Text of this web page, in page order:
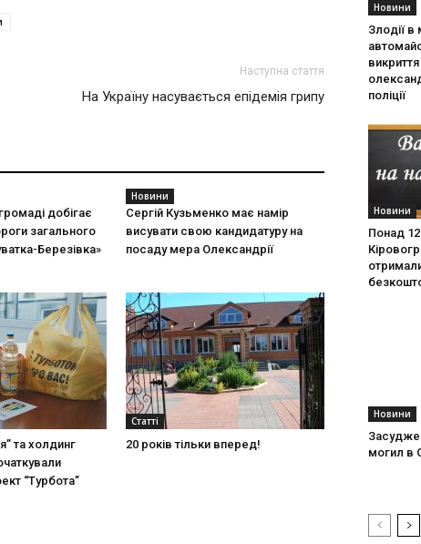
Наступна стаття
На Україну насувається епідемія грипу
добігає
загального
Березiвка»
Новини
Сергій Кузьменко має намір
висувати свою кандидатуру на
посаду мера Олександрії
та холдинг
“Турбота”
Статті
20 років тільки вперед!
Новини
Злодії в
викриття
поліції
Новини
Понад
Новини
могил в